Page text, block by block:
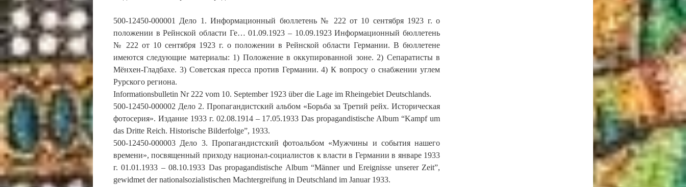
500-12450-000001 Дело 1. Информационный бюллетень № 222 от 10 сентября 1923 г. о
положении в Рейнской области Ге… 01.09.1923 – 10.09.1923 Информационный бюллетень
№ 222 от 10 сентября 1923 г. о положении в Рейнской области Германии. В бюллетене
имеются следующие материалы: 1) Положение в оккупированной зоне. 2) Сепаратисты в
Мёнхен-Гладбахе. 3) Советская пресса против Германии. 4) К вопросу о снабжении углем
Рурского региона.
Informationsbulletin Nr 222 vom 10. September 1923 über die Lage im Rheingebiet Deutschlands.
500-12450-000002 Дело 2. Пропагандистский альбом «Борьба за Третий рейх. Историческая
фотосерия». Издание 1933 г. 02.08.1914 – 17.05.1933 Das propagandistische Album “Kampf um
das Dritte Reich. Historische Bilderfolge”, 1933.
500-12450-000003 Дело 3. Пропагандистский фотоальбом «Мужчины и события нашего
времени», посвященный приходу национал-социалистов к власти в Германии в январе 1933
г. 01.01.1933 – 08.10.1933 Das propagandistische Album “Männer und Ereignisse unserer Zeit”,
gewidmet der nationalsozialistischen Machtergreifung in Deutschland im Januar 1933.